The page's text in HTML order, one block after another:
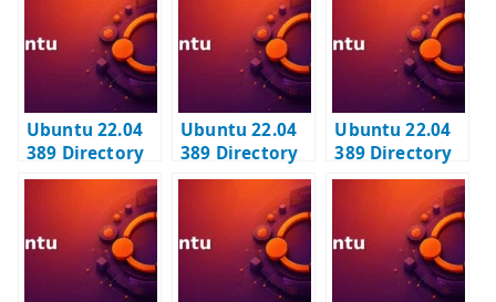
r
Ubuntu 22.04
389 Directory
Server #1 – イ
ンスタンス作成
と suffix 設計
Ubuntu 22.04
389 Directory
Server #2 – TLS
有効化と LDAPS
Ubuntu 22.04
389 Directory
Server #3 – ベ
ースエントリー